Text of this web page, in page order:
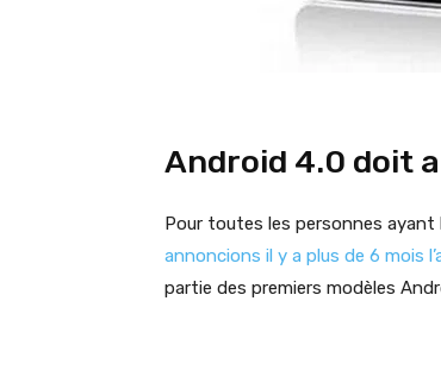
Android 4.0 doit
Pour toutes les personnes ayant
annoncions il y a plus de 6 mois
partie des premiers modèles